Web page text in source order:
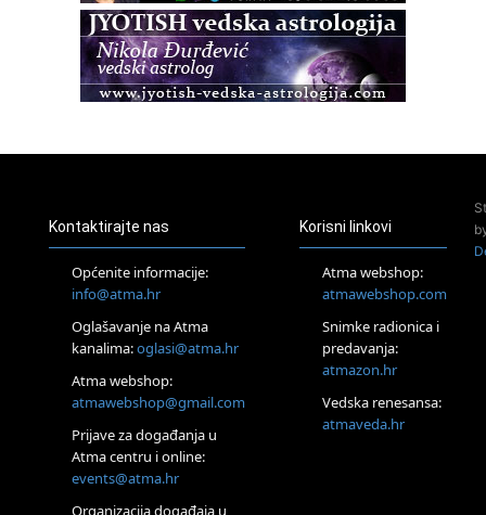
Zagreb
Osnovna radionica za izscjeljivanje pranom (Basic Pranic
Healing course)
Access BARS®, otpusti stres
Pjesma srca / Zagreb
Tečaj Višeg Vodstva, razvijanja intuicije i Akaša zapisa
Online
Upisi u program Profesionalni hipnoterapeut — nova
Online
Postanite Nositelj Vibracije Nove Zemlje
Visoko
Alemka Dauskardt – Jednodnevna radionica sistemskih
Kontaktirajte nas
Općenite informacije:
info@atma.hr
Oglašavanje na Atma
kanalima:oglasi@atma.hr
Atma webshop:
atmawebshop@gmail.com
Prijave za događanja u
Atma centru i online:
events@atma.hr
Organizacija događaja u
Korisni linkovi
Atma webshop:
atmawebshop.com
Snimke radionica i
predavanja:
atmazon.hr
Vedska renesansa:
atmaveda.hr